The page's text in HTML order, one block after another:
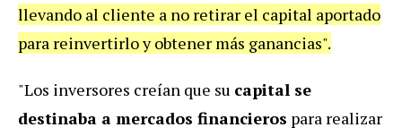
llevando al cliente a no retirar el capital aportado
para reinvertirlo y obtener más ganancias".
"Los inversores creían que su capital se
destinaba a mercados financieros para realizar